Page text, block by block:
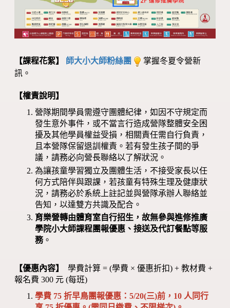
【課程花絮】 師大小大師粉絲團
掌握冬夏令營新
訊。
【權責說明】
營隊期間學員需遵守團體紀律，如因不守規定而
發生意外事件，或不當言行造成營隊整體安全困
擾及其他學員權益受損，相關責任需自行負責，
且本營隊保留退訓權責。若有發生孩子間的爭
議，請務必向營長聯絡以了解狀況。
為讓孩童學習獨立及團體生活，不接受家長以任
何方式陪伴與跟課，若孩童有特殊生理及健康狀
況，請務必於系統上註記並與營隊承辦人聯絡並
告知，以達雙方共識及配合。
育樂營轉由體育室自行招生，故無參與進修推廣
學院小大師課程團報優惠、接送及代訂餐點等服
務。
【優惠內容】
學費計算 = (學費 × 優惠折扣) + 教材費 +
報名費 300 元 (每班)
學費 75 折早鳥團報優惠：5/20(三)前，10 人同行